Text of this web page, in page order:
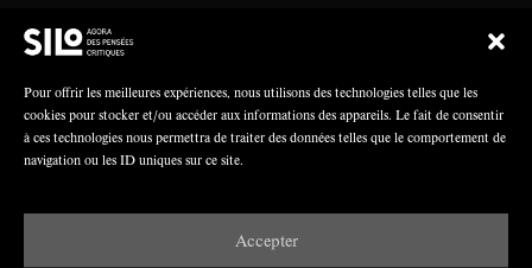
Pour offrir les meilleures expériences, nous utilisons des technologies telles que les
cookies pour stocker et/ou accéder aux informations des appareils. Le fait de consentir
à ces technologies nous permettra de traiter des données telles que le comportement de
navigation ou les ID uniques sur ce site.
Accepter